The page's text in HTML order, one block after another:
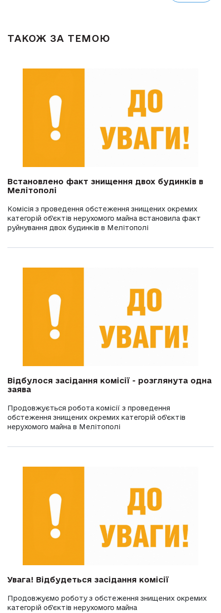
ТАКОЖ ЗА ТЕМОЮ
Встановлено факт знищення двох будинків в
Мелітополі
Комісія з проведення обстеження знищених окремих
категорій об’єктів нерухомого майна встановила факт
руйнування двох будинків в Мелітополі
Відбулося засідання комісії - розглянута одна
заява
Продовжується робота комісії з проведення
обстеження знищених окремих категорій об’єктів
нерухомого майна в Мелітополі
Увага! Відбудеться засідання комісії
Продовжуємо роботу з обстеження знищених окремих
категорій об’єктів нерухомого майна